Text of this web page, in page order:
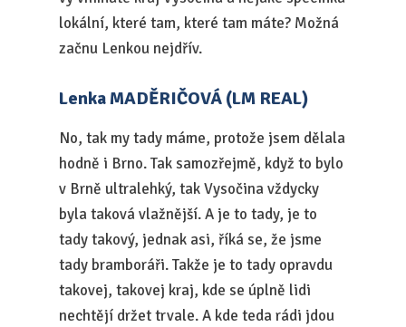
lokální, které tam, které tam máte? Možná
začnu Lenkou nejdřív.
Lenka MADĚRIČOVÁ (LM REAL)
No, tak my tady máme, protože jsem dělala
hodně i Brno. Tak samozřejmě, když to bylo
v Brně ultralehký, tak Vysočina vždycky
byla taková vlažnější. A je to tady, je to
tady takový, jednak asi, říká se, že jsme
tady bramboráři. Takže je to tady opravdu
takovej, takovej kraj, kde se úplně lidi
nechtějí držet trvale. A kde teda rádi jdou